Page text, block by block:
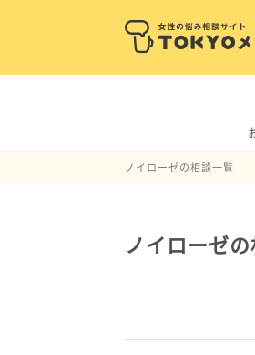
ノイローゼの相談一覧
ノイローゼ